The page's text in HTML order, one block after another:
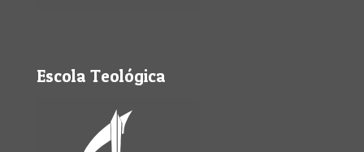
Escola Teológica